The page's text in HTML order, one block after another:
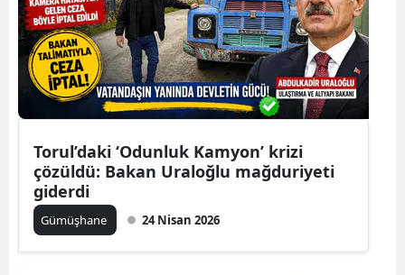
Hakkari
Hatay
Isparta
İstanbul
Kars
Torul’daki ‘Odunluk Kamyon’ krizi
çözüldü: Bakan Uraloğlu mağduriyeti
giderdi
Gümüşhane 24 Nisan 2026